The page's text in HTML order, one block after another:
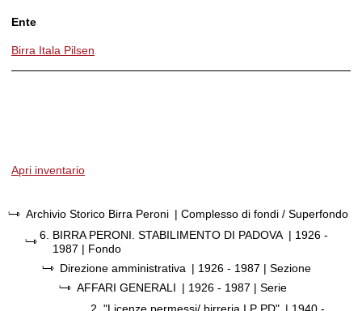
Ente
Birra Itala Pilsen
Apri inventario
Archivio Storico Birra Peroni | Complesso di fondi / Superfondo
6. BIRRA PERONI. STABILIMENTO DI PADOVA | 1926 -
1987 | Fondo
Direzione amministrativa | 1926 - 1987 | Sezione
AFFARI GENERALI | 1926 - 1987 | Serie
2. "Licenze permessi/ birreria I.P PD" | 1940 -